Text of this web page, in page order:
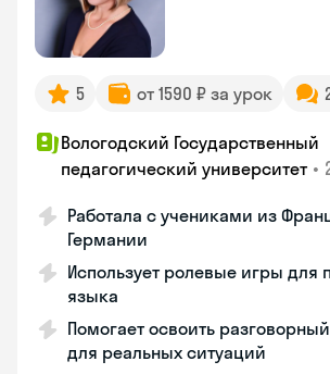
5 от 1590 ₽ за урок
Вологодский Государственный
педагогический университет •
Работала с учениками из
Германии
Использует ролевые игры для
языка
Помогает освоить
для реальных ситуаций